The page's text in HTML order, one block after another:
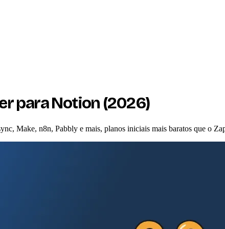
para Notion (2026)
Make, n8n, Pabbly e mais, planos iniciais mais baratos que o